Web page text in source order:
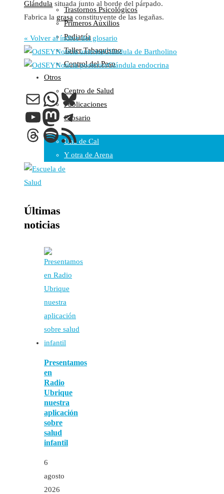
Colaboraciones
Cartas al Director
Medios de Comunicación
Otros
Vídeos
Cara Oscura Sanidad
Humor
Cal y Arena
Una de Cal
Y otra de Arena
Noticias Sanitarias
Trastornos Psicológicos
Primeros Auxilios
Pediatría
Taller Tabaquismo
Control del Peso
Otros
Centro de Salud
Publicaciones
Glosario
Glándula situada junto al borde del párpado.
Fabrica la grasa constituyente de las legañas.
« Volver al índice del glosario
Noticia anteriorGlándula de Bartholino
Noticia posteriorGlándula endocrina
Correo electrónico
WhatsApp
Bluesky
YouTube
Mastodon
Telegram
Threads
Spotify
Feed RSS
Últimas
noticias
Presentamos
en
Radio
Ubrique
nuestra
aplicación
sobre
salud
infantil
6
agosto
2026